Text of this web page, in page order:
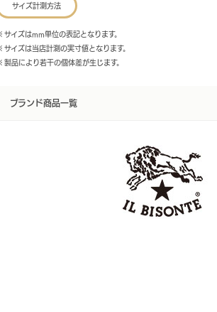
サイズ計測方法
サイズはmm単位の表記となります。
サイズは当店計測の実寸値となります。
製品により若干の個体差が生じます。
ブランド商品一覧